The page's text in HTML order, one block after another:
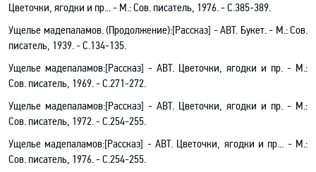
Цветочки, ягодки и пр... - М.: Сов. писатель, 1976. -С.385-389.
Ущелье мадепаламов. (Продолжение):[Рассказ] - АВТ. Букет. - М.: Сов.
писатель, 1939. -С.134-135.
Ущелье мадепаламов:[Рассказ] - АВТ. Цветочки, ягодки и пр. - М.:
Сов. писатель, 1969. -С.271-272.
Ущелье мадепаламов:[Рассказ] - АВТ. Цветочки, ягодки и пр. - М.:
Сов. писатель, 1972. - С.254-255.
Ущелье мадепаламов:[Рассказ] - АВТ. Цветочки, ягодки и пр... - М.:
Сов. писатель, 1976. - С.254-255.